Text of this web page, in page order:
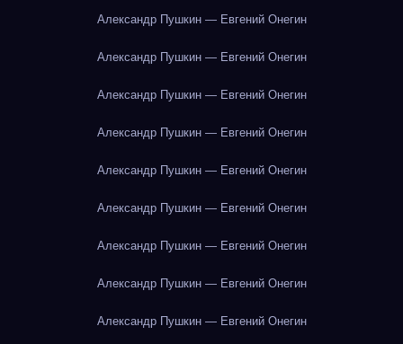
Александр Пушкин — Евгений Онегин
Александр Пушкин — Евгений Онегин
Александр Пушкин — Евгений Онегин
Александр Пушкин — Евгений Онегин
Александр Пушкин — Евгений Онегин
Александр Пушкин — Евгений Онегин
Александр Пушкин — Евгений Онегин
Александр Пушкин — Евгений Онегин
Александр Пушкин — Евгений Онегин